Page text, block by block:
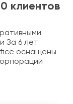
клиентов
За 6 лет
оснащены